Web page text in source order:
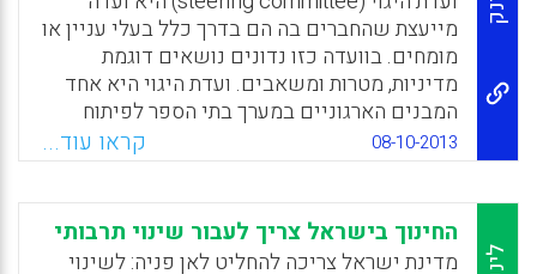
מכשול בדרך למטרה ואמצעי לעבור אותו, זו בעיה.
או במקרה של הדמויות, אם אין לדמות מוטיבציה
ברורה, זה לא יעבוד. המשחק לא יעניין, ובמשחק
לא מעניין לא ישחקו, בטח לא תלמידים" ( אמתי
מור ).
WhatsApp
Facebook
Email
X
מייעצת שהחברים בה הם בדרך כלל בעלי עניין או
מומחים. בוועדה כזו נדונים נושאים דוגמת
מדיניות, מטרות ומשאבים. ועדת היגוי היא אחד
המבנים הארגוניים במערך בתי הספר לפיתוח
מקצועי (PDS: Professional Development
Schools), ותפקידה הוא לבנות ולפתח את
השותפות מכללה-שדה. כחלק מבניית מערך ה-
PDS בישראל במסלול העל-יסודי הוקמה בשנת
2000 ועדת היגוי למערך זה. ועדה זו פועלת ומלווה
08-10-2013 קראו עוד...
לינק
החינוך בישראל צריך לעבור שינוי תרבותי
מדינת ישראל צריכה להחליט לאן פניה: לשינוי